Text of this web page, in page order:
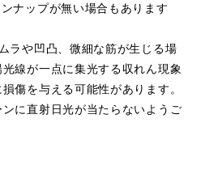
ナップが無い場合もあります
ラや凹凸、微細な筋が生じる場
線が一点に集光する収れん現象
傷を与える可能性があります。
に直射日光が当たらないようご